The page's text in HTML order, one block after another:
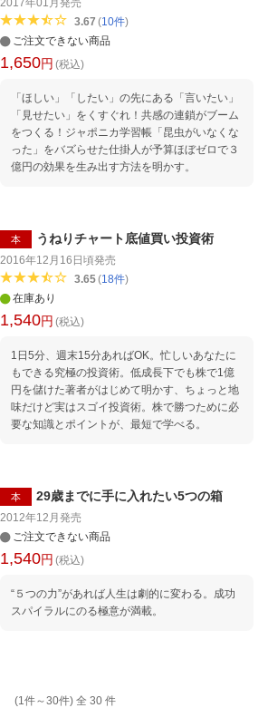
3.67 (10件)
ご注文できない商品
1,650円 (税込)
「ほしい」「したい」の先にある「言いたい」
「見せたい」をくすぐれ！共感の連鎖がブーム
をつくる！ジャポニカ学習帳「昆虫がいなくな
った」をバズらせた仕掛人が予算ほぼゼロで３
億円の効果を生み出す方法を明かす。
本 うねりチャート底値買い投資術
2016年12月16日頃発売
3.65(18件)
在庫あり
1,540円 (税込)
1日5分、週末15分あればOK。忙しいあなたに
もできる究極の投資術。低成長下でも株で1億
円を儲けた著者がはじめて明かす、ちょっと地
味だけど実はスゴイ投資術。株で勝つために必
要な知識とポイントが、最短で学べる。
本 29歳までに手に入れたい5つの箱
2012年12月発売
ご注文できない商品
1,540円 (税込)
“５つの力”があれば人生は劇的に変わる。成功
スパイラルにのる極意が満載。
(1件～30件) 全 30 件